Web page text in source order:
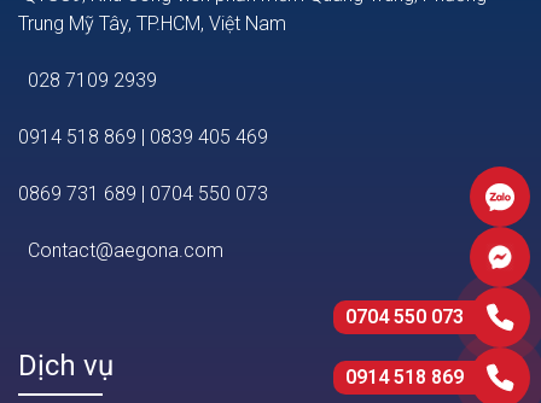
0704 550 073
0914 518 869
Trung Mỹ Tây, TP.HCM, Việt Nam
028 7109 2939
0914 518 869 | 0839 405 469
0869 731 689 | 0704 550 073
Contact@aegona.com
Dịch vụ